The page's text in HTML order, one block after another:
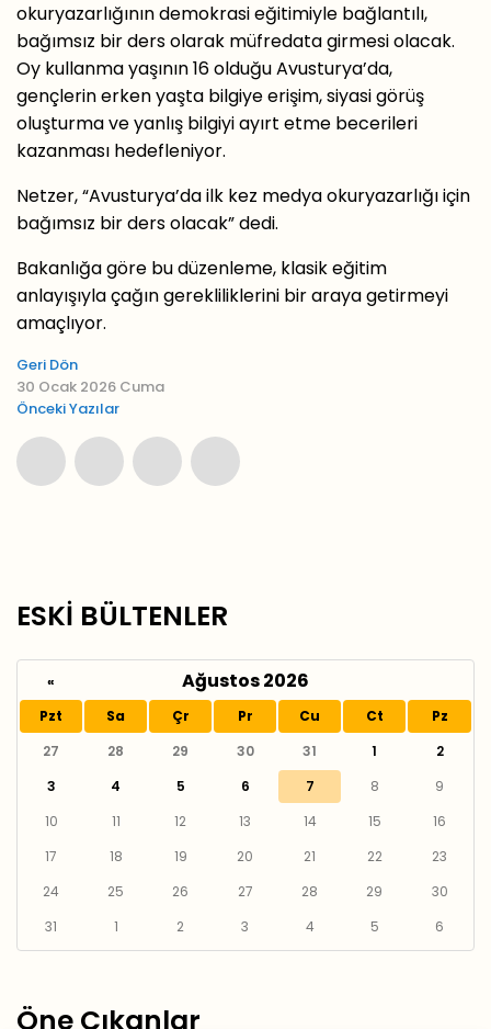
okuryazarlığının demokrasi eğitimiyle bağlantılı,
bağımsız bir ders olarak müfredata girmesi olacak.
Oy kullanma yaşının 16 olduğu Avusturya’da,
gençlerin erken yaşta bilgiye erişim, siyasi görüş
oluşturma ve yanlış bilgiyi ayırt etme becerileri
kazanması hedefleniyor.
Netzer, “Avusturya’da ilk kez medya okuryazarlığı için
bağımsız bir ders olacak” dedi.
Bakanlığa göre bu düzenleme, klasik eğitim
anlayışıyla çağın gerekliliklerini bir araya getirmeyi
amaçlıyor.
Geri Dön
30 Ocak 2026 Cuma
Önceki Yazılar
ESKİ BÜLTENLER
« Ağustos 2026
Pzt Sa Çr Pr Cu Ct
Pz
27
28 29 30 31 1
2
3
4 5 6 7 8
9
10
11 12 13 14 15
16
17
18 19 20 21 22
23
24
25 26 27 28 29
30
31
1 2 3 4 5 6
Öne Çıkanlar